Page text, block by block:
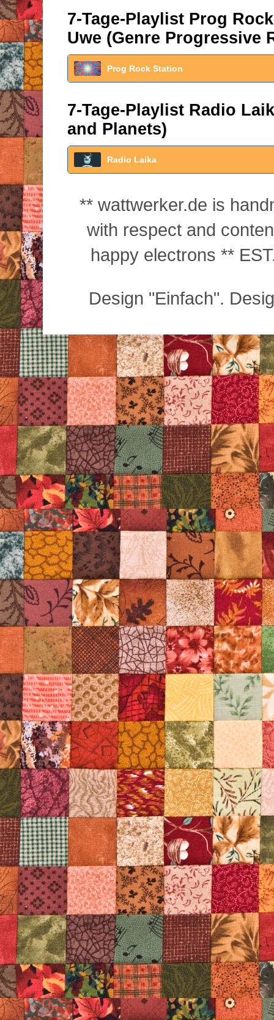
7-Tage-Playlist Prog
Uwe (Genre Progressive
Prog Rock Station
7-Tage-Playlist Radio
and Planets)
Radio Laika
** wattwerker.de is
with respect and
happy electrons **
Design "Einfach".